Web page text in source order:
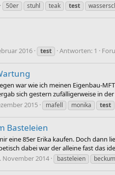
50er stuhl teak test
2016 test Antworten: 1
war wie ich meinen Eigenbau-
sich gestern zufälligerweise in
2015 mafell monika test
Basteleien
eine 85er Erika kaufen. Doch
dabei war der alleine fast das
November 2014 basteleien beckum